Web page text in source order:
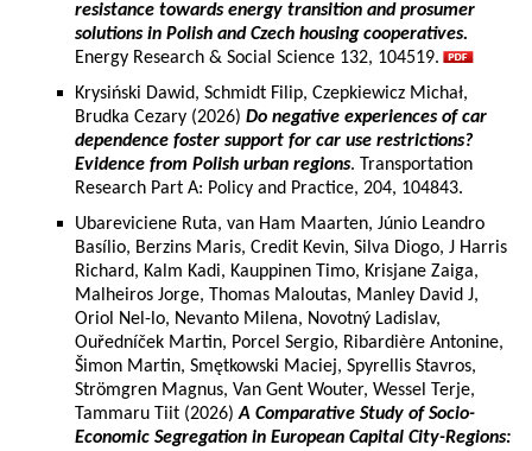
resistance towards energy transition and prosumer
solutions in Polish and Czech housing cooperatives.
Energy Research & Social Science 132, 104519.
Krysiński Dawid, Schmidt Filip, Czepkiewicz Michał,
Brudka Cezary (2026) Do negative experiences of car
dependence foster support for car use restrictions?
Evidence from Polish urban regions. Transportation
Research Part A: Policy and Practice, 204, 104843.
Ubareviciene Ruta, van Ham Maarten, Júnio Leandro
Basílio, Berzins Maris, Credit Kevin, Silva Diogo, J Harris
Richard, Kalm Kadi, Kauppinen Timo, Krisjane Zaiga,
Malheiros Jorge, Thomas Maloutas, Manley David J,
Oriol Nel-lo, Nevanto Milena, Novotný Ladislav,
Ouředníček Martin, Porcel Sergio, Ribardière Antonine,
Šimon Martin, Smętkowski Maciej, Spyrellis Stavros,
Strömgren Magnus, Van Gent Wouter, Wessel Terje,
Tammaru Tiit (2026)A Comparative Study of Socio-
Economic Segregation in European Capital City-Regions: